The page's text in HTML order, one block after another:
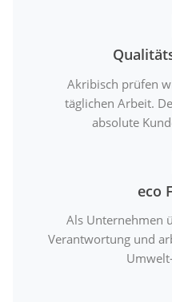
Akribisch prüfen
täglichen Arbeit.
absolute
eco
Als Unternehmen
Verantwortung und